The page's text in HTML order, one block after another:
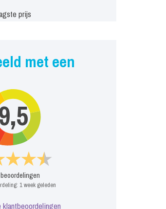
prijs
met een
beoordelingen
1 week geleden